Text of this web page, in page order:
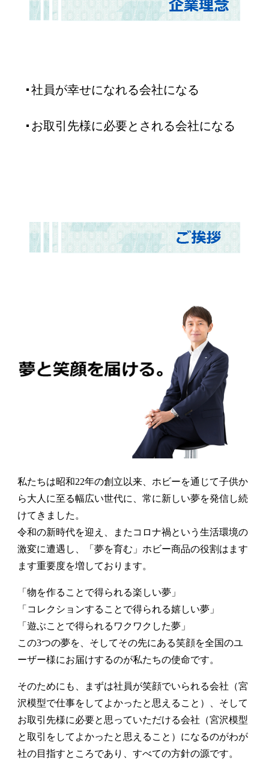
社員が幸せになれる会社になる
お取引先様に必要とされる会社になる
私たちは昭和22年の創立以来、ホビーを通じて子供か
ら大人に至る幅広い世代に、常に新しい夢を発信し続
けてきました。
令和の新時代を迎え、またコロナ禍という生活環境の
激変に遭遇し、「夢を育む」ホビー商品の役割はます
ます重要度を増しております。
「物を作ることで得られる楽しい夢」
「コレクションすることで得られる嬉しい夢」
「遊ぶことで得られるワクワクした夢」
この3つの夢を、そしてその先にある笑顔を全国のユ
ーザー様にお届けするのが私たちの使命です。
そのためにも、まずは社員が笑顔でいられる会社（宮
沢模型で仕事をしてよかったと思えること）、そして
お取引先様に必要と思っていただける会社（宮沢模型
と取引をしてよかったと思えること）になるのがわが
社の目指すところであり、すべての方針の源です。